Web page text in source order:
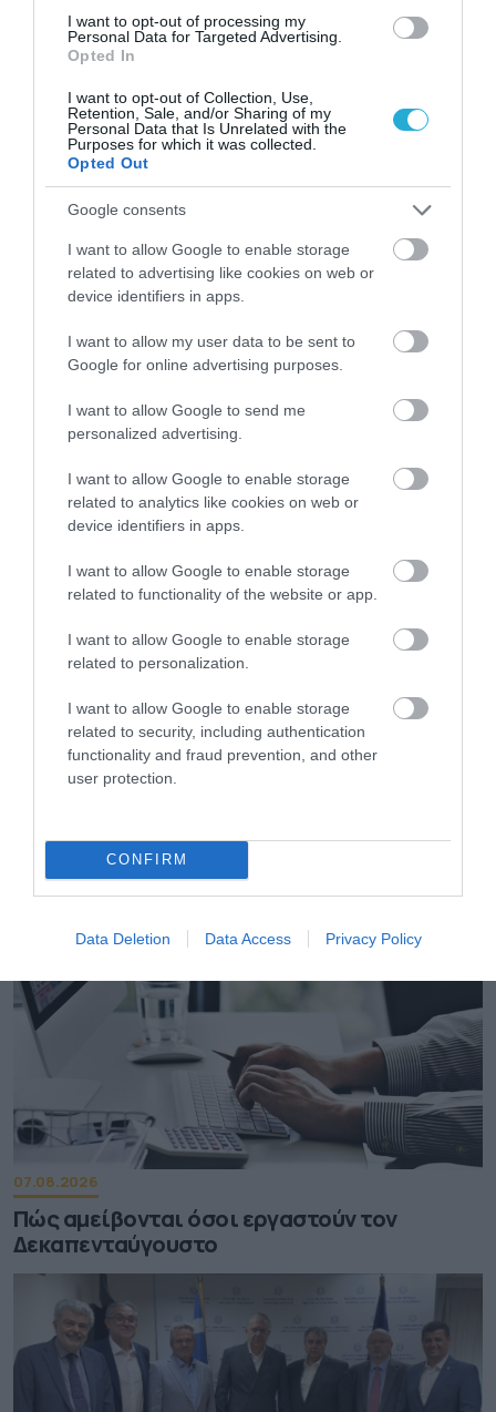
I want to opt-out of processing my
Personal Data for Targeted Advertising.
Opted In
I want to opt-out of Collection, Use,
Retention, Sale, and/or Sharing of my
Personal Data that Is Unrelated with the
Purposes for which it was collected.
Opted Out
Google consents
I want to allow Google to enable storage
related to advertising like cookies on web or
device identifiers in apps.
I want to allow my user data to be sent to
Google for online advertising purposes.
I want to allow Google to send me
personalized advertising.
I want to allow Google to enable storage
related to analytics like cookies on web or
device identifiers in apps.
I want to allow Google to enable storage
related to functionality of the website or app.
I want to allow Google to enable storage
related to personalization.
I want to allow Google to enable storage
related to security, including authentication
functionality and fraud prevention, and other
user protection.
CONFIRM
Data Deletion Data Access Privacy Policy
07.08.2026
3,4% – «Καίνε» οι τιμές στα κρέατα
Κάρτα Αγρότη: Τι αλλάζει από τις 28
Αυγούστου – Πώς θα ενεργοποιείται
07.08.2026
Πώς αμείβονται όσοι εργαστούν τον
Δεκαπενταύγουστο